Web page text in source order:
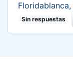
Sin respuestas